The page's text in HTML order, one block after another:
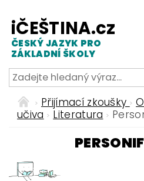
iČEŠTINA.cz
ČESKÝ JAZYK PRO
ZÁKLADNÍ ŠKOLY
Přijímací zkoušky
učiva
Literatura